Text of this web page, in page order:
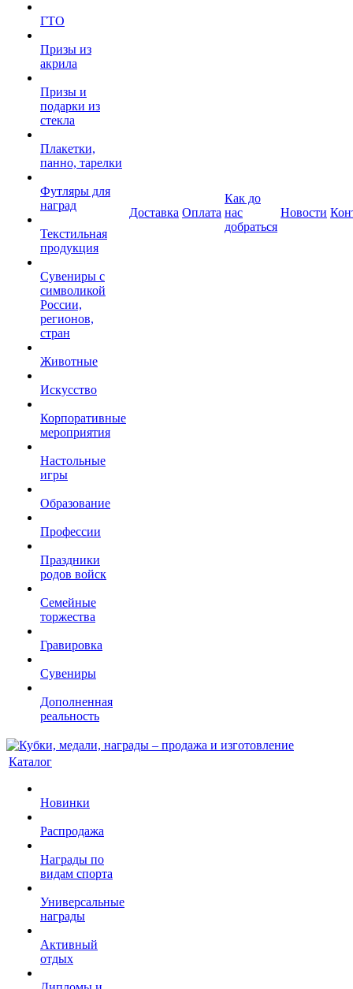
ГТО
Призы из
акрила
Призы и
подарки из
стекла
Плакетки,
панно, тарелки
Футляры для
наград
Текстильная
продукция
Сувениры с
символикой
России,
регионов,
стран
Животные
Искусство
Корпоративные
мероприятия
Настольные
игры
Образование
Профессии
Праздники
родов войск
Семейные
торжества
Гравировка
Сувениры
Дополненная
реальность
Доставка Оплата
Как до
нас
добраться
Новости
Каталог
Новинки
Распродажа
Награды по
видам спорта
Универсальные
награды
Активный
отдых